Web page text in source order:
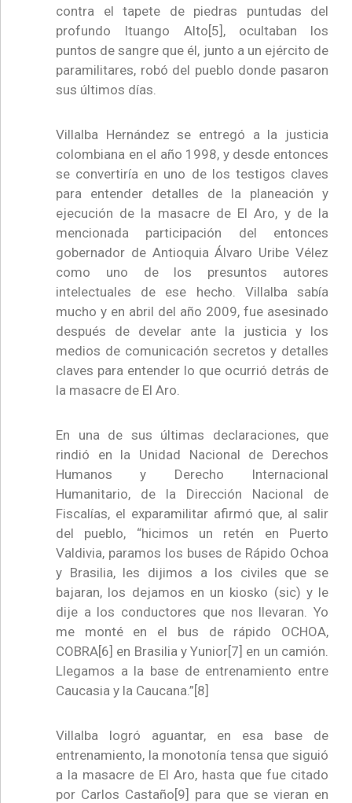
contra el tapete de piedras puntudas del
profundo Ituango Alto[5], ocultaban los
puntos de sangre que él, junto a un ejército de
paramilitares, robó del pueblo donde pasaron
sus últimos días.
Villalba Hernández se entregó a la justicia
colombiana en el año 1998, y desde entonces
se convertiría en uno de los testigos claves
para entender detalles de la planeación y
ejecución de la masacre de El Aro, y de la
mencionada participación del entonces
gobernador de Antioquia Álvaro Uribe Vélez
como uno de los presuntos autores
intelectuales de ese hecho. Villalba sabía
mucho y en abril del año 2009, fue asesinado
después de develar ante la justicia y los
medios de comunicación secretos y detalles
claves para entender lo que ocurrió detrás de
la masacre de El Aro.
En una de sus últimas declaraciones, que
rindió en la Unidad Nacional de Derechos
Humanos y Derecho Internacional
Humanitario, de la Dirección Nacional de
Fiscalías, el exparamilitar afirmó que, al salir
del pueblo, “hicimos un retén en Puerto
Valdivia, paramos los buses de Rápido Ochoa
y Brasilia, les dijimos a los civiles que se
bajaran, los dejamos en un kiosko (sic) y le
dije a los conductores que nos llevaran. Yo
me monté en el bus de rápido OCHOA,
COBRA[6] en Brasilia y Yunior[7] en un camión.
Llegamos a la base de entrenamiento entre
Caucasia y la Caucana.”[8]
Villalba logró aguantar, en esa base de
entrenamiento, la monotonía tensa que siguió
a la masacre de El Aro, hasta que fue citado
por Carlos Castaño[9] para que se vieran en